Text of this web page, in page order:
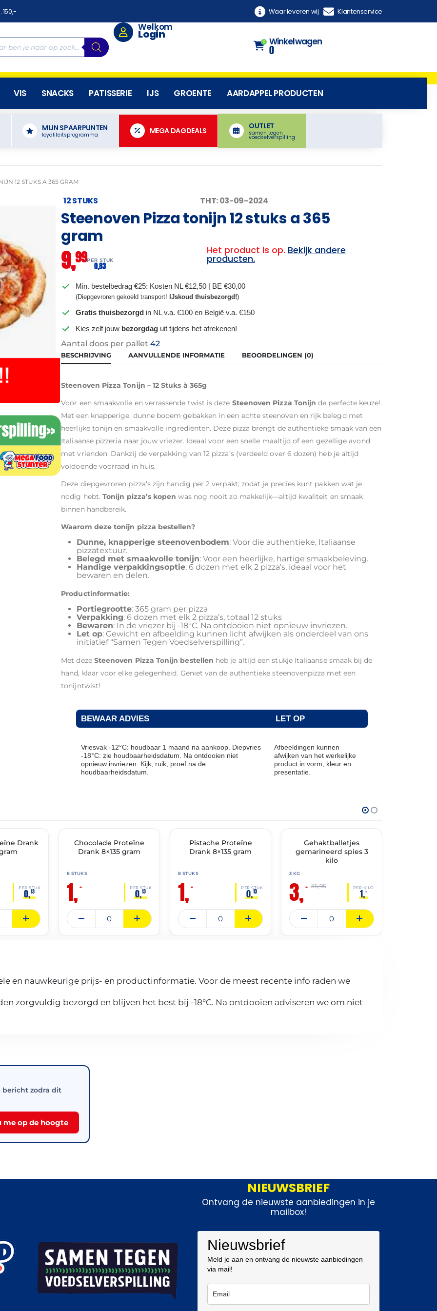
150,- Waar leveren wij Klantenservice
Welkom
Login
0 Winkelwagen
0
VIS SNACKS PATISSERIE IJS GROENTE AARDAPPEL PRODUCTEN
MIJN SPAARPUNTEN
loyaliteitsprogramma MEGA DAGDEALS
OUTLET
samen tegen
voedselverspilling
12 STUKS A 365 GRAM
12 STUKS THT: 03-09-2024
Steenoven Pizza tonijn 12 stuks a 365
gram
9,99PER STUK
0,83
Het product is op. Bekijk andere
producten.
Min. bestelbedrag €25: Kosten NL €12,50 | BE €30,00
(Diepgevroren gekoeld transport!IJskoud thuisbezorgd!)
Gratis thuisbezorgd in NL v.a. €100 en België v.a. €150
Kies zelf jouw bezorgdag uit tijdens het afrekenen!
Aantal doos per pallet42
BESCHRIJVING AANVULLENDE INFORMATIE BEOORDELINGEN (0)
Steenoven Pizza Tonijn – 12 Stuks à 365g
Voor een smaakvolle en verrassende twist is deze Steenoven Pizza Tonijn de perfecte keuze!
Met een knapperige, dunne bodem gebakken in een echte steenoven en rijk belegd met
heerlijke tonijn en smaakvolle ingrediënten. Deze pizza brengt de authentieke smaak van een
Italiaanse pizzeria naar jouw vriezer. Ideaal voor een snelle maaltijd of een gezellige avond
met vrienden. Dankzij de verpakking van 12 pizza’s (verdeeld over 6 dozen) heb je altijd
voldoende voorraad in huis.
Deze diepgevroren pizza’s zijn handig per 2 verpakt, zodat je precies kunt pakken wat je
nodig hebt.Tonijn pizza’s kopen was nog nooit zo makkelijk—altijd kwaliteit en smaak
binnen handbereik.
Waarom deze tonijn pizza bestellen?
Dunne, knapperige steenovenbodem: Voor die authentieke, Italiaanse
pizzatextuur.
Belegd met smaakvolle tonijn: Voor een heerlijke, hartige smaakbeleving.
Handige verpakkingsoptie: 6 dozen met elk 2 pizza’s, ideaal voor het
bewaren en delen.
Productinformatie:
Portiegrootte: 365 gram per pizza
Verpakking: 6 dozen met elk 2 pizza’s, totaal 12 stuks
Bewaren: In de vriezer bij -18°C. Na ontdooien niet opnieuw invriezen.
Let op: Gewicht en afbeelding kunnen licht afwijken als onderdeel van ons
initiatief “Samen Tegen Voedselverspilling”.
Met deze Steenoven Pizza Tonijn bestellen heb je altijd een stukje Italiaanse smaak bij de
hand, klaar voor elke gelegenheid. Geniet van de authentieke steenovenpizza met een
tonijntwist!
BEWAAR ADVIES LET OP
Vriesvak -12°C: houdbaar 1 maand na aankoop. Diepvries
-18°C: zie houdbaarheidsdatum. Na ontdooien niet
opnieuw invriezen. Kijk, ruik, proef na de
houdbaarheidsdatum.
Afbeeldingen kunnen
afwijken van het werkelijke
product in vorm, kleur en
presentatie.
Drank
PER STUK
0,13
🔥 OP=OP
Chocolade Proteïne
Drank 8×135 gram
8 STUKS
1,– PER STUK
0,13
🔥 OP=OP
Pistache Proteïne
Drank 8×135 gram
8 STUKS
1,– PER STUK
0,13
🔥 OP=OP
Gehaktballetjes
gemarineerd spies 3
kilo
3 KG
3,– PER KILO
1,–
35,95
en nauwkeurige prijs- en productinformatie. Voor de meest recente info raden we
zorgvuldig bezorgd en blijven het best bij -18°C. Na ontdooien adviseren we om niet
bericht zodra dit
me op de hoogte
NIEUWSBRIEF
Ontvang de nieuwste aanbiedingen in je
mailbox!
Nieuwsbrief
Meld je aan en ontvang de nieuwste aanbiedingen
via mail!